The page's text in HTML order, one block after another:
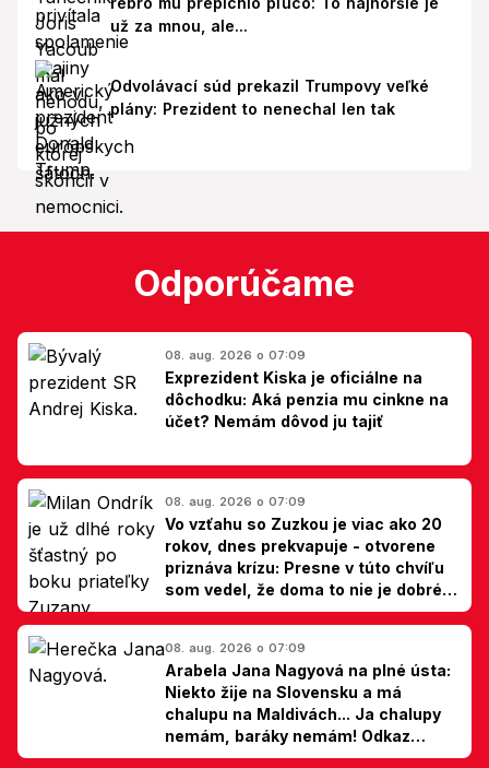
už za mnou, ale...
Odvolávací súd prekazil Trumpovy veľké
plány: Prezident to nenechal len tak
Odporúčame
08. aug. 2026 o 07:09
Exprezident Kiska je oficiálne na
dôchodku: Aká penzia mu cinkne na
účet? Nemám dôvod ju tajiť
08. aug. 2026 o 07:09
Vo vzťahu so Zuzkou je viac ako 20
rokov, dnes prekvapuje - otvorene
priznáva krízu: Presne v túto chvíľu
som vedel, že doma to nie je dobré,
hovorí Milan Ondrík
08. aug. 2026 o 07:09
Arabela Jana Nagyová na plné ústa:
Niekto žije na Slovensku a má
chalupu na Maldivách... Ja chalupy
nemám, baráky nemám! Odkaz
Slovákom